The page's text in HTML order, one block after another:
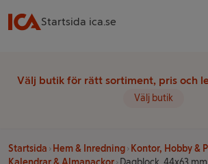
Startsida ica.se
Välj butik för rätt sortiment, pris och
Välj butik
Startsida Hem & Inredning
Kontor, Hobby &